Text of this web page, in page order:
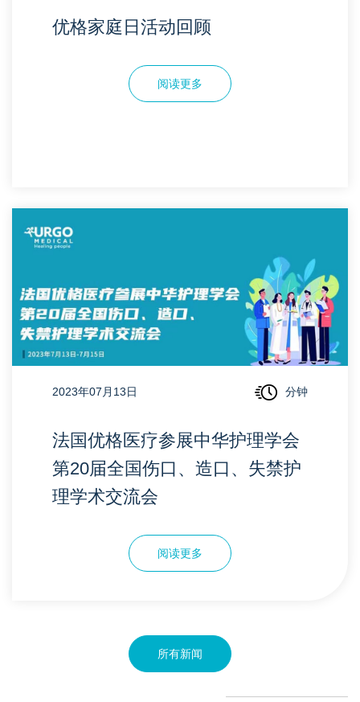
优格家庭日活动回顾
阅读更多
2023年07月13日 分钟
法国优格医疗参展中华护理学会
第20届全国伤口、造口、失禁护
理学术交流会
阅读更多
所有新闻